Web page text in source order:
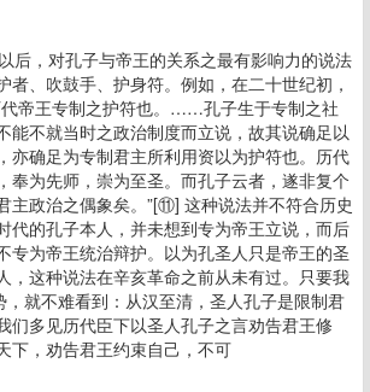
后，对孔子与帝王的关系之最有影响力的说法
者、吹鼓手、护身符。例如，在二十世纪初，
代帝王专制之护符也。……孔子生于专制之社
能不就当时之政治制度而立说，故其说确足以
亦确足为专制君主所利用资以为护符也。历代
奉为先师，崇为至圣。而孔子云者，遂非复个
主政治之偶象矣。”[⑪] 这种说法并不符合历史
代的孔子本人，并未想到专为帝王立说，而后
专为帝王统治辩护。以为孔圣人只是帝王的圣
，这种说法在辛亥革命之前从未有过。只要我
，就不难看到：从汉至清，圣人孔子是限制君
们多见历代臣下以圣人孔子之言劝告君王修
下，劝告君王约束自己，不可